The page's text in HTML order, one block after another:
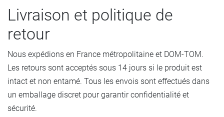
Livraison et politique de
retour
Nous expédions en France métropolitaine et DOM-TOM.
Les retours sont acceptés sous 14 jours si le produit est
intact et non entamé. Tous les envois sont effectués dans
un emballage discret pour garantir confidentialité et
sécurité.